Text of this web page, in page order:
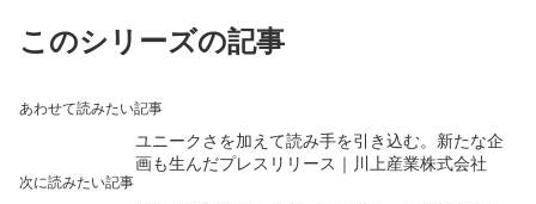
このシリーズの記事
あわせて読みたい記事
ユニークさを加えて読み手を引き込む。新たな企
画も生んだプレスリリース｜川上産業株式会社
次に読みたい記事